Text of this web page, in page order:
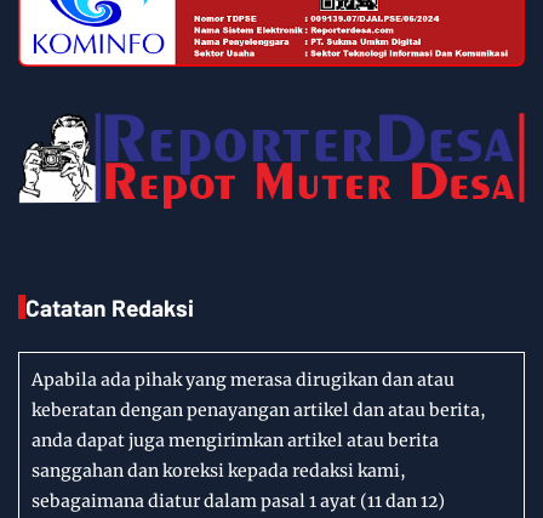
Catatan Redaksi
Apabila ada pihak yang merasa dirugikan dan atau
keberatan dengan penayangan artikel dan atau berita,
anda dapat juga mengirimkan artikel atau berita
sanggahan dan koreksi kepada redaksi kami,
sebagaimana diatur dalam pasal 1 ayat (11 dan 12)